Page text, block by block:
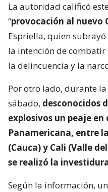
La autoridad calificó
“provocación al nuevo
Espriella, quien
la intención de combatir
la delincuencia y la
Por otro lado, durante
sábado, desconocidos
explosivos un peaje
Panamericana, entre
(Cauca) y Cali (Valle
se realizó la
Según la información,